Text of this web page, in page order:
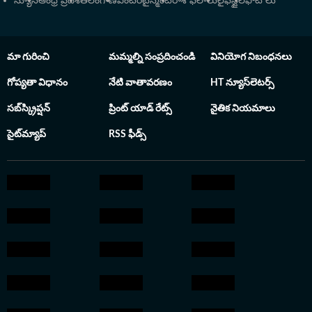
మా గురించి మమ్మల్ని సంప్రదించండి వినియోగ నిబంధనలు
గోప్యతా విధానం నేటి వాతావరణం HT న్యూస్‌లెటర్స్
సబ్‌స్క్రిప్షన్ ప్రింట్ యాడ్ రేట్స్ నైతిక నియమాలు
సైట్‌మ్యాప్ RSS ఫీడ్స్